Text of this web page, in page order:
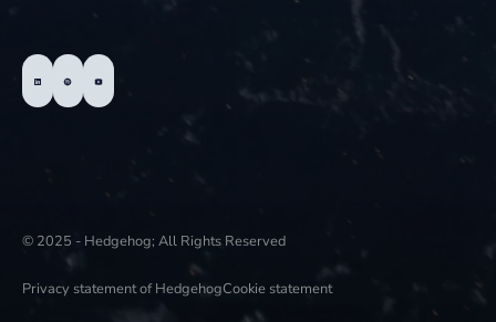
© 2025 - Hedgehog; All Rights Reserved
Privacy statement of HedgehogCookie statement